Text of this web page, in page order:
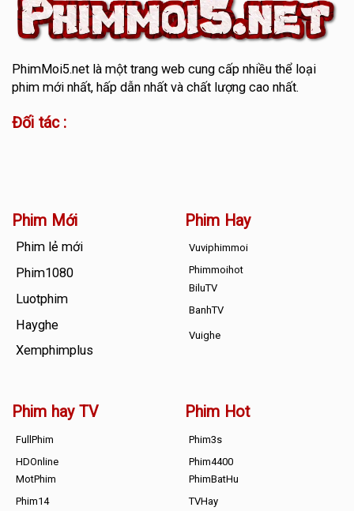
PhimMoi5.netlà một trang web cung cấp nhiều thể loại
phim mới nhất, hấp dẫn nhất và chất lượng cao nhất.
Đối tác :
Phim Mới
Phim lẻ mới
Phim1080
Luotphim
Hayghe
Xemphimplus
Phim Hay
Vuviphimmoi
Phimmoihot
BiluTV
BanhTV
Vuighe
Phim hay TV
FullPhim
HDOnline
MotPhim
Phim14
Phim Hot
Phim3s
Phim4400
PhimBatHu
TVHay